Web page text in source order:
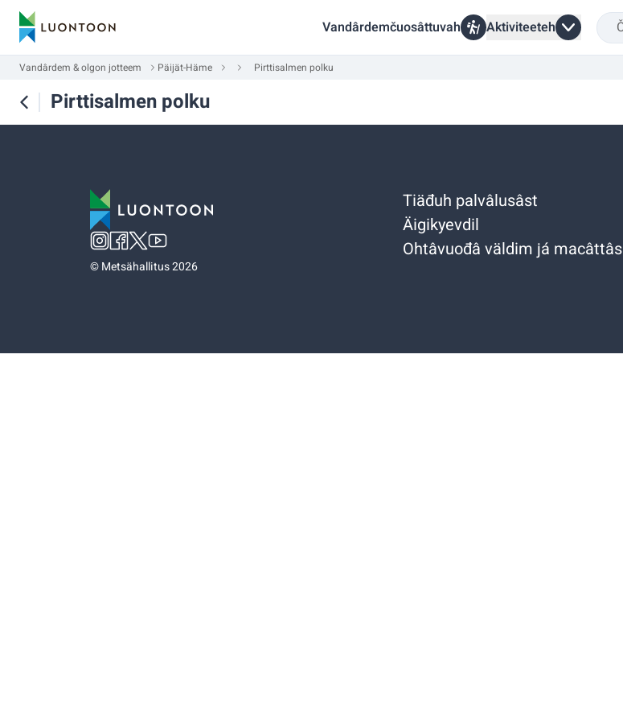
Vandârdemčuosâttuvah Aktiviteeteh
Vandârdem & olgon jotteem Päijät-Häme Pirttisalmen polku
Pirttisalmen polku
©Metsähallitus 2026
Tiäđuh palvâlusâst
Äigikyevdil
Ohtâvuođâ väldim já macâttâs